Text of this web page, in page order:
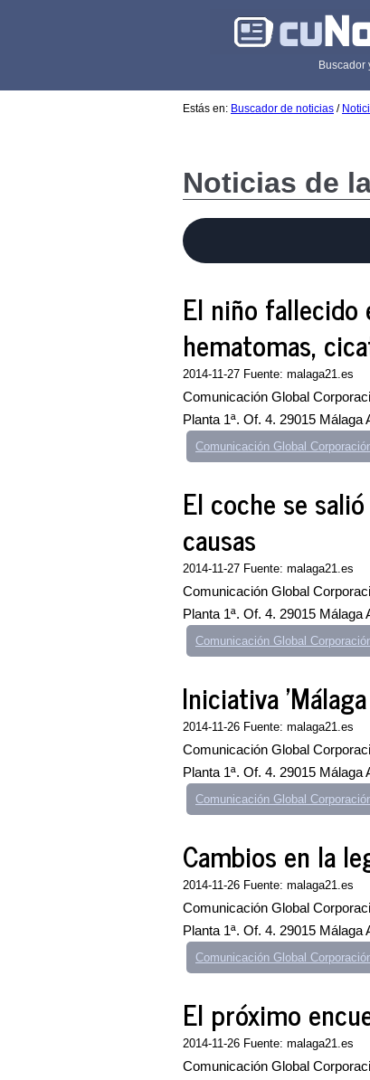
Buscador
Estás en: Buscador de noticias /
Noticias de
El niño fallecido
hematomas,
2014-11-27 Fuente: malaga21.es
Comunicación Global
Planta 1ª. Of. 4. 29015
Comunicación Global
El coche se
causas
2014-11-27 Fuente: malaga21.es
Comunicación Global
Planta 1ª. Of. 4. 29015
Comunicación Global
Iniciativa
2014-11-26 Fuente: malaga21.es
Comunicación Global
Planta 1ª. Of. 4. 29015
Comunicación Global
Cambios en la
2014-11-26 Fuente: malaga21.es
Comunicación Global
Planta 1ª. Of. 4. 29015
Comunicación Global
El próximo
2014-11-26 Fuente: malaga21.es
Comunicación Global